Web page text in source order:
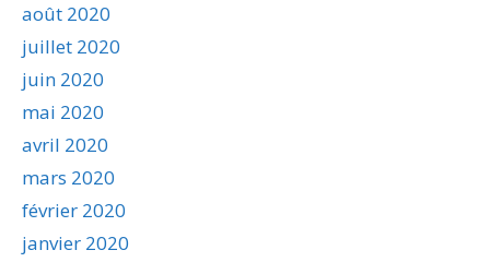
août 2020
juillet 2020
juin 2020
mai 2020
avril 2020
mars 2020
février 2020
janvier 2020